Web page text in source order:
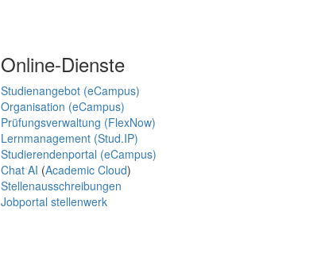
Online-Dienste
Studienangebot (eCampus)
Organisation (eCampus)
Prüfungsverwaltung (FlexNow)
Lernmanagement (Stud.IP)
Studierendenportal (eCampus)
Chat AI (Academic Cloud)
Stellenausschreibungen
Jobportal stellenwerk